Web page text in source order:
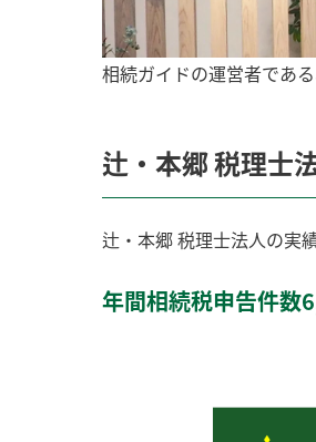
相続ガイドの運営者であ
辻・本郷 税理士
辻・本郷 税理士法人の実
年間相続税申告件数